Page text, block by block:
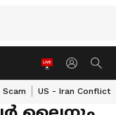
Scam US - Iran Conflict